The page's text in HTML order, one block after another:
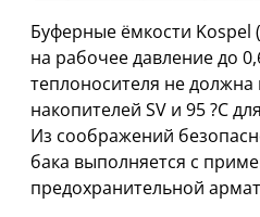
Буферные ёмкости Kospel
на рабочее давление до
теплоносителя не должна
накопителей SV и 95 ?C
Из соображений
бака выполняется с
предохранительной